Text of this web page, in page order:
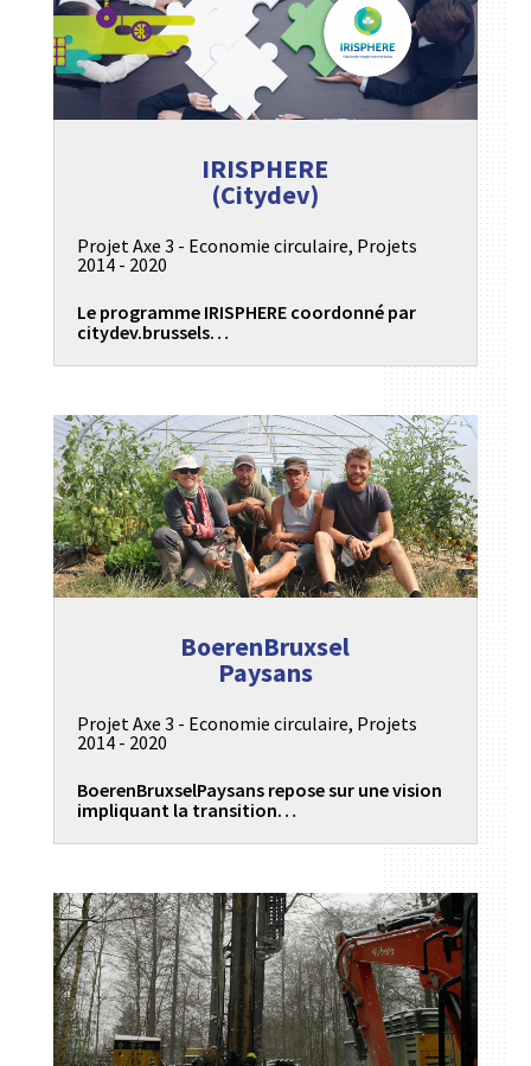
IRISPHERE
(Citydev)
Projet Axe 3 - Economie circulaire, Projets
2014 - 2020
Le programme IRISPHERE coordonné par
citydev.brussels…
BoerenBruxsel
Paysans
Projet Axe 3 - Economie circulaire, Projets
2014 - 2020
BoerenBruxselPaysans repose sur une vision
impliquant la transition…